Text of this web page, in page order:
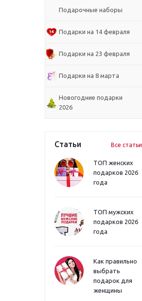
Подарочные наборы
Подарки на 14 февраля
Подарки на 23 февраля
Подарки на 8 марта
Новогодние подарки
2026
Статьи Все статьи
ТОП женских
подарков 2026
года
ТОП мужских
подарков 2026
года
Как правильно
выбрать
подарок для
женщины